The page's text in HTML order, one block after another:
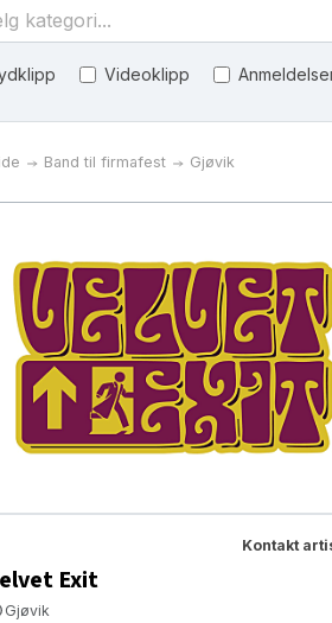
kategori...
Videoklipp
Band til firmafest Gjøvik
Kontakt
Exit
Gjøvik